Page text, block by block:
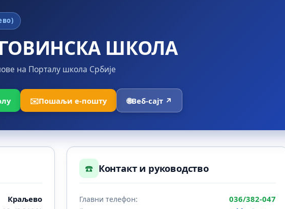
ШКОЛА
на Порталу школа Србије
✉️Пошаљи е-пошту 🌐Веб-сајт ↗
Краљево
☎️ Контакт и руководство
Главни телефон: 036/382-047